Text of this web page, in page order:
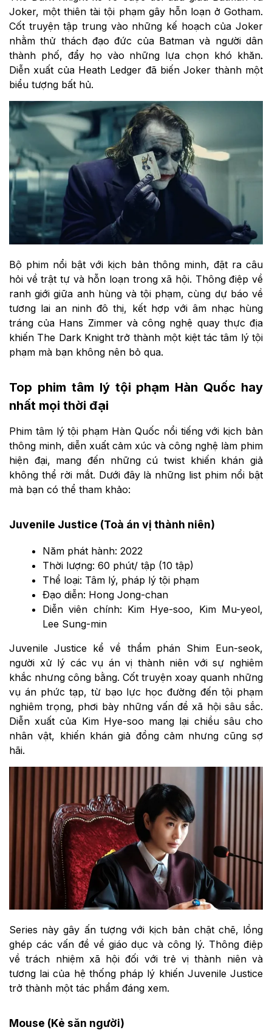
Joker, một thiên tài tội phạm gây hỗn loạn ở Gotham.
Cốt truyện tập trung vào những kế hoạch của Joker
nhằm thử thách đạo đức của Batman và người dân
thành phố, đẩy họ vào những lựa chọn khó khăn.
Diễn xuất của Heath Ledger đã biến Joker thành một
biểu tượng bất hủ.
Bộ phim nổi bật với kịch bản thông minh, đặt ra câu
hỏi về trật tự và hỗn loạn trong xã hội. Thông điệp về
ranh giới giữa anh hùng và tội phạm, cùng dự báo về
tương lai an ninh đô thị, kết hợp với âm nhạc hùng
tráng của Hans Zimmer và công nghệ quay thực địa
khiến The Dark Knight trở thành một kiệt tác tâm lý tội
phạm mà bạn không nên bỏ qua.
Top phim tâm lý tội phạm Hàn Quốc hay
nhất mọi thời đại
Phim tâm lý tội phạm Hàn Quốc nổi tiếng với kịch bản
thông minh, diễn xuất cảm xúc và công nghệ làm phim
hiện đại, mang đến những cú twist khiến khán giả
không thể rời mắt. Dưới đây là những list phim nổi bật
mà bạn có thể tham khảo:
Juvenile Justice (Toà án vị thành niên)
Năm phát hành: 2022
Thời lượng: 60 phút/ tập (10 tập)
Thể loại: Tâm lý, pháp lý tội phạm
Đạo diễn: Hong Jong-chan
Diễn viên chính: Kim Hye-soo, Kim Mu-yeol,
Lee Sung-min
Juvenile Justice kể về thẩm phán Shim Eun-seok,
người xử lý các vụ án vị thành niên với sự nghiêm
khắc nhưng công bằng. Cốt truyện xoay quanh những
vụ án phức tạp, từ bạo lực học đường đến tội phạm
nghiêm trọng, phơi bày những vấn đề xã hội sâu sắc.
Diễn xuất của Kim Hye-soo mang lại chiều sâu cho
nhân vật, khiến khán giả đồng cảm nhưng cũng sợ
hãi.
Series này gây ấn tượng với kịch bản chặt chẽ, lồng
ghép các vấn đề về giáo dục và công lý. Thông điệp
về trách nhiệm xã hội đối với trẻ vị thành niên và
tương lai của hệ thống pháp lý khiến Juvenile Justice
trở thành một tác phẩm đáng xem.
Mouse (Kẻ săn người)